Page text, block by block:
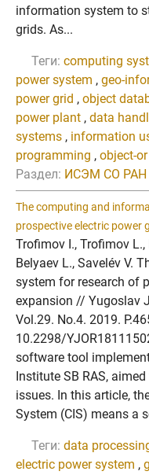
information system to
grids. As...
Теги: computing
power system , geo-
power grid , object
power plant , data
systems , information
programming , object-or
Раздел: ИСЭМ СО РАН
The computing and
prospective electric power
Trofimov I., Trofimov
Belyaev L., Savelév V.
system for research of
expansion // Yugoslav
Vol.29. No.4. 2019.
10.2298/
software tool
Institute SB RAS,
issues. In this article,
System (CIS) means a
Теги: data
electric power system ,